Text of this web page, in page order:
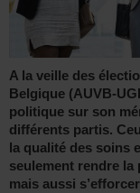
A la veille des
Belgique (AUVB-
politique sur son
différents partis.
la qualité des soins
seulement rendre
mais aussi